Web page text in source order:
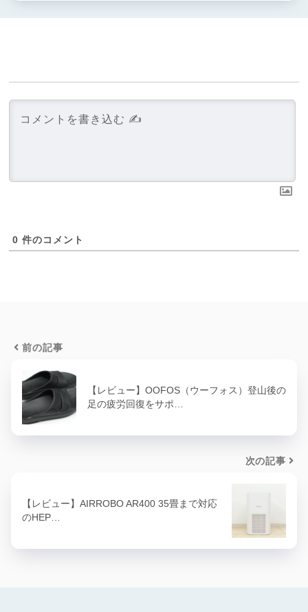
0 件のコメント
前の記事
【レビュー】OOFOS（ウーフォス）登山後の
足の疲労回復をサポ…
次の記事
【レビュー】AIRROBO AR400 35畳まで対応
のHEP…